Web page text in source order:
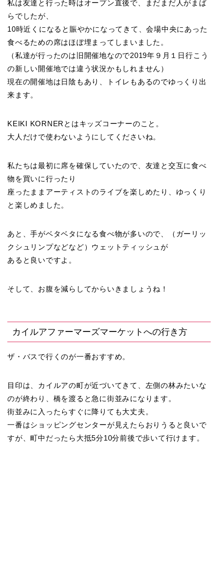
私は友達と行った時はオープン直後で、まだまだ人がまば
らでしたが、
10時近くになると賑やかになってきて、会場中央にあった
食べるための席はほぼ埋まってしまいました。
（私達が行ったのは旧開催地なので2019年９月１日行こう
の新しい開催地では違う状況かもしれません）
現在の開催地は日陰もあり、トイレもあるのでゆっくり出
来ます。
KEIKI KORNERとはキッズコーナーのこと。
大人だけで使わないようにしてくださいね。
私たちは最初に席を確保していたので、友達と交互に食べ
物を買いに行ったり
座ったままアーティストのライブを楽しめたり、ゆっくり
と楽しめました。
あと、手がベタベタになる食べ物が多いので、（ガーリッ
クシュリンプなどなど）ウェットティッシュが
あると良いですよ。
そして、お腹を減らしてからいきましょうね！
カイルアファーマーズマーケットへの行き方
ザ・バスで行くのが一番おすすめ。
目印は、カイルアの町が近づいてきて、左側の林みたいな
のが終わり、橋を渡ると急に街並みになります。
街並みに入ったらすぐに降りても大丈夫。
一番はショッピングセンターが見えたらおりうると良いで
すが、町中だったら大抵5分10分前後で歩いて行けます。